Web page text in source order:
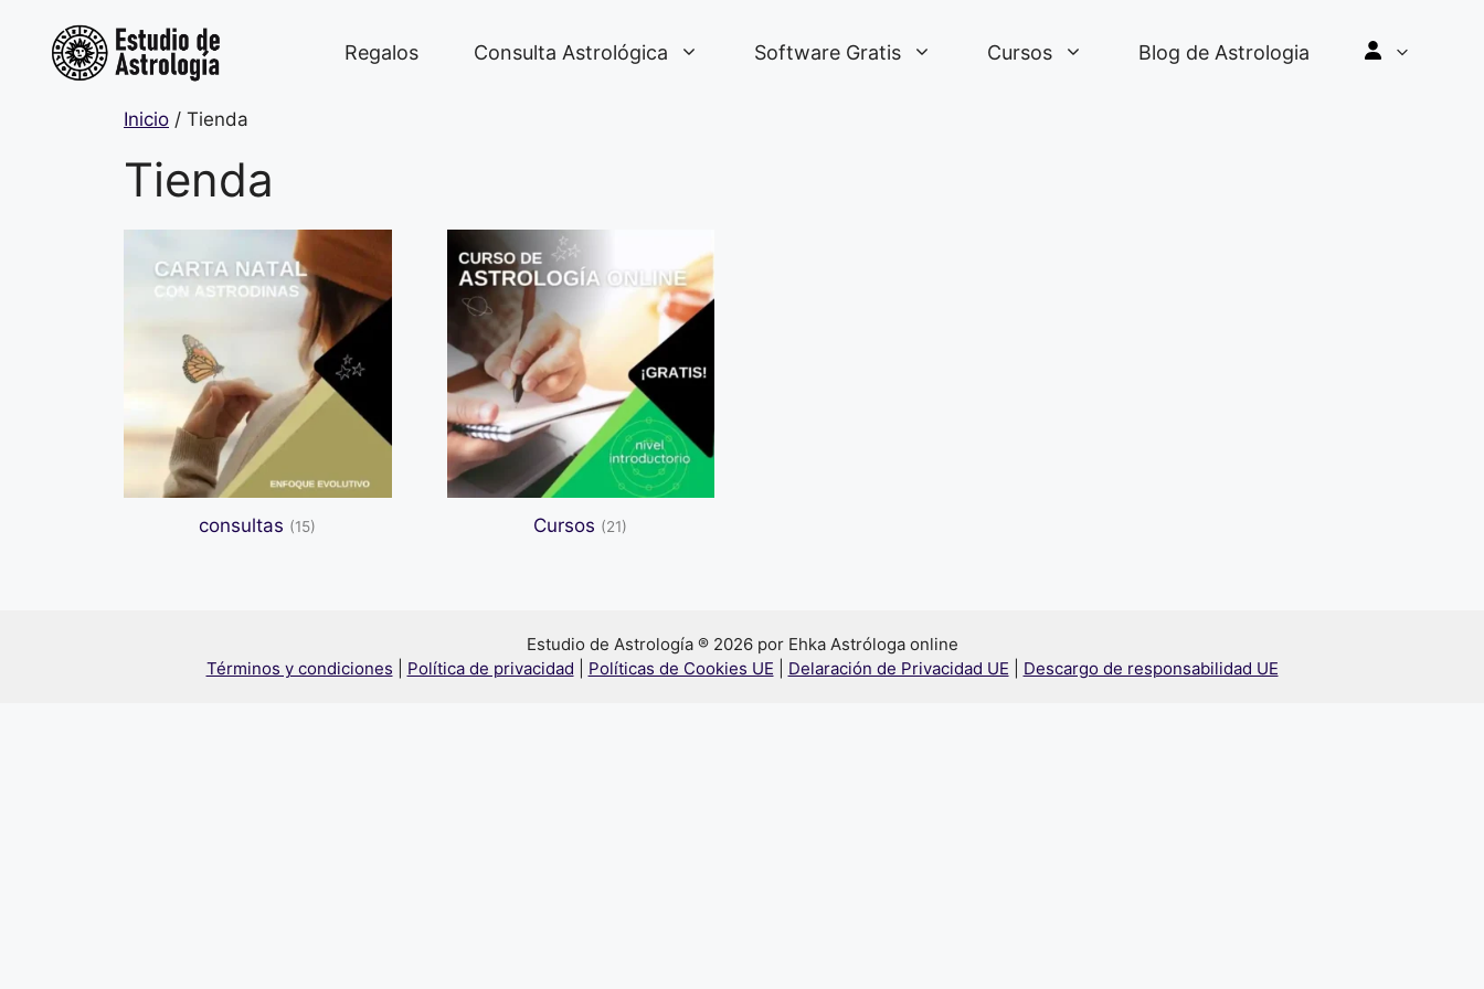
contenido
Regalos Consulta Astrológica Software Gratis Cursos Blog de Astrologia
Inicio / Tienda
Tienda
consultas (15) Cursos (21)
Estudio de Astrología ® 2026 por Ehka Astróloga online
Términos y condiciones
Política de privacidad Políticas de Cookies UE Delaración de Privacidad UE Descargo de responsabilidad UE